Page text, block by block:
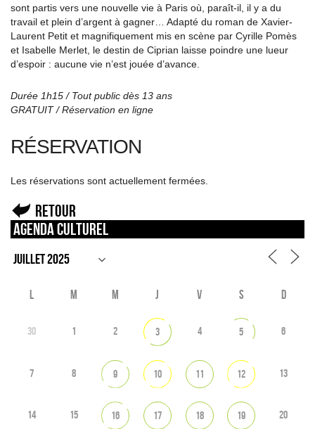
sont partis vers une nouvelle vie à Paris où, paraît-il, il y a du
travail et plein d’argent à gagner… Adapté du roman de Xavier-
Laurent Petit et magnifiquement mis en scène par Cyrille Pomès
et Isabelle Merlet, le destin de Ciprian laisse poindre une lueur
d’espoir : aucune vie n’est jouée d’avance.
Durée 1h15 / Tout public dès 13 ans
GRATUIT / Réservation en ligne
RÉSERVATION
Les réservations sont actuellement fermées.
Retour
Agenda culturel
L M M J V S D
30 1 2 3 4 5 6
7 8 9 10 11 12 13
14 15 16 17 18 19 20